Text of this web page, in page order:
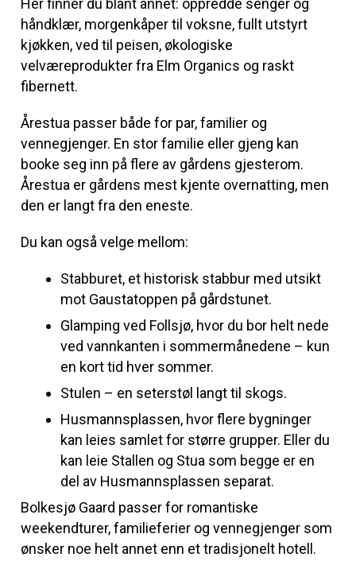
Her finner du blant annet: oppredde senger og
håndklær, morgenkåper til voksne, fullt utstyrt
kjøkken, ved til peisen, økologiske
velværeprodukter fra Elm Organics og raskt
fibernett.
Årestua passer både for par, familier og
vennegjenger. En stor familie eller gjeng kan
booke seg inn på flere av gårdens gjesterom.
Årestua er gårdens mest kjente overnatting, men
den er langt fra den eneste.
Du kan også velge mellom:
Stabburet, et historisk stabbur med utsikt
mot Gaustatoppen på gårdstunet.
Glamping ved Follsjø, hvor du bor helt nede
ved vannkanten i sommermånedene – kun
en kort tid hver sommer.
Stulen – en seterstøl langt til skogs.
Husmannsplassen, hvor flere bygninger
kan leies samlet for større grupper. Eller du
kan leie Stallen og Stua som begge er en
del av Husmannsplassen separat.
Bolkesjø Gaard passer for romantiske
weekendturer, familieferier og vennegjenger som
ønsker noe helt annet enn et tradisjonelt hotell.